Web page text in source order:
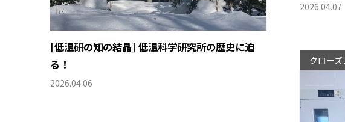
2026.04.07
[低温研の知の結晶] 低温科学研究所の歴史に迫
る！
2026.04.06
クロー